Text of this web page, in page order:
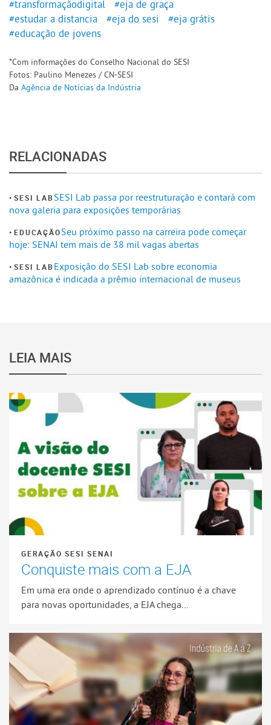
#transformaçãodigital
#eja de graça
#estudar a distancia
#eja do sesi
#eja grátis
#educação de jovens
*Com informações do Conselho Nacional do SESI
Fotos: Paulino Menezes / CN-SESI
Da Agência de Notícias da Indústria
RELACIONADAS
SESI LAB SESI Lab passa por reestruturação e contará com
nova galeria para exposições temporárias
EDUCAÇÃOSeu próximo passo na carreira pode começar
hoje: SENAI tem mais de 38 mil vagas abertas
SESI LAB Exposição do SESI Lab sobre economia
amazônica é indicada a prêmio internacional de museus
LEIA MAIS
GERAÇÃO SESI SENAI
Conquiste mais com a EJA
Em uma era onde o aprendizado contínuo é a chave
para novas oportunidades, a EJA chega...